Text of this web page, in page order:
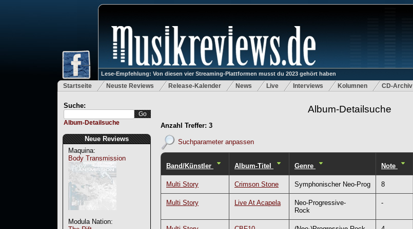
Lese-Empfehlung: Von diesen vier Streaming-Plattformen musst du 2023 gehört haben
Startseite Neuste Reviews Release-Kalender News Live Interviews Kolumnen CD-Archiv
Suche:
Album-Detailsuche
Neue Reviews
Maquina:
Body Transmission
Modula Nation:
Album-Detailsuche
Anzahl Treffer: 3
Suchparameter anpassen
Band/Künstler Album-Titel Genre Note
Multi Story Crimson Stone Symphonischer Neo-Prog 8
Multi Story Live At Acapela
Neo-Progressive-
Rock
-